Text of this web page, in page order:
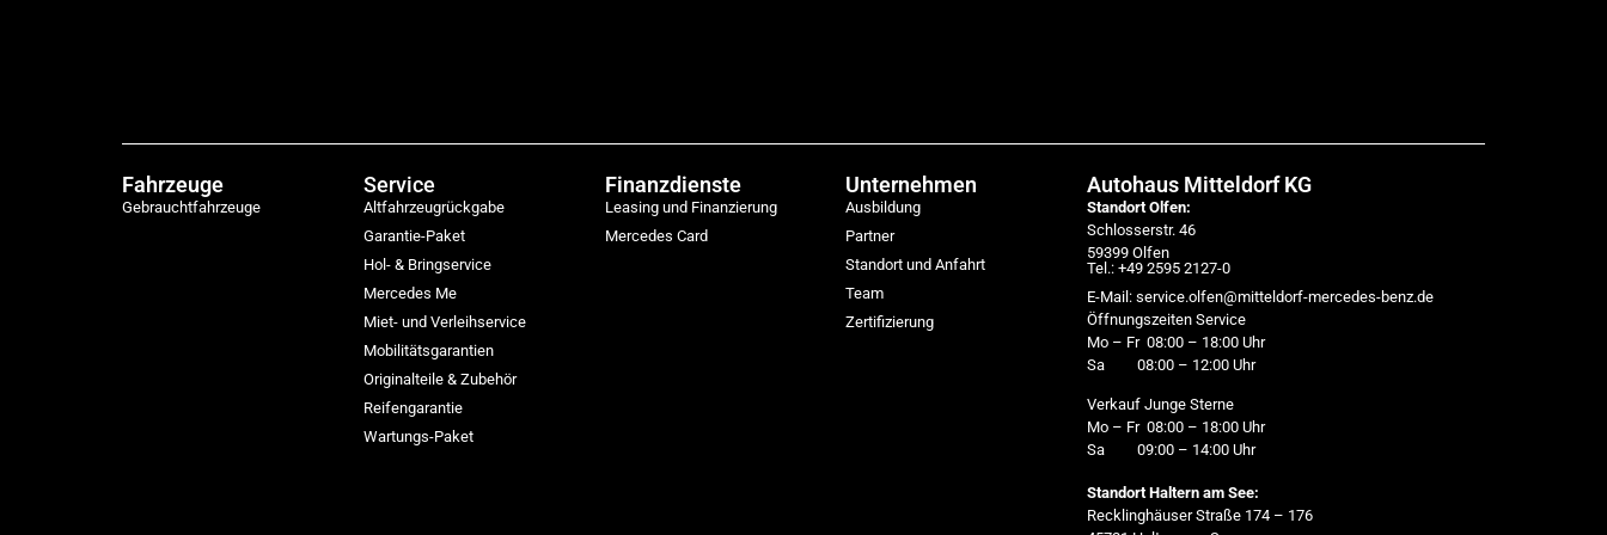
Fahrzeuge
Gebrauchtfahrzeuge
Service
Altfahrzeugrückgabe
Garantie-Paket
Hol- & Bringservice
Mercedes Me
Miet- und Verleihservice
Mobilitätsgarantien
Originalteile & Zubehör
Reifengarantie
Wartungs-Paket
Finanzdienste
Leasing und Finanzierung
Mercedes Card
Unternehmen
Ausbildung
Partner
Standort und Anfahrt
Team
Zertifizierung
Autohaus Mitteldorf KG
Standort Olfen:
Schlosserstr. 46
59399 Olfen
Tel.: +49 2595 2127-0
E-Mail: service.olfen@mitteldorf-mercedes-benz.de
Öffnungszeiten Service
Mo – Fr 08:00 – 18:00 Uhr
Sa 08:00 – 12:00 Uhr
Verkauf Junge Sterne
Mo – Fr 08:00 – 18:00 Uhr
Sa 09:00 – 14:00 Uhr
Standort Haltern am See:
Recklinghäuser Straße 174 – 176